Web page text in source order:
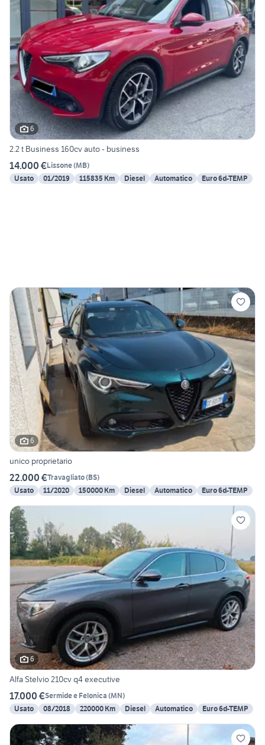
6
2.2 t Business 160cv auto - business
14.000 €Lissone(MB)
Usato
01/2019 115835 Km Diesel Automatico Euro 6d-TEMP
6
unico proprietario
22.000 €Travagliato(BS)
Usato
11/2020 150000 Km Diesel Automatico Euro 6d-TEMP
6
Alfa Stelvio 210cv q4 executive
17.000 €Sermide e Felonica (MN)
Usato
08/2018 220000 Km Diesel Automatico Euro 6d-TEMP